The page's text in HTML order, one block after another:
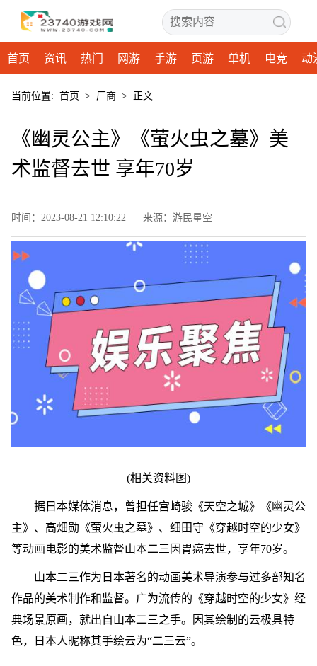
首页 资讯 热门 网游 手游 页游 单机 电竞 动
当前位置: 首页 > 厂商 > 正文
《幽灵公主》《萤火虫之墓》美
术监督去世 享年70岁
时间：2023-08-21 12:10:22 来源：游民星空
(相关资料图)
据日本媒体消息，曾担任宫崎骏《天空之城》《幽灵公
主》、高畑勋《萤火虫之墓》、细田守《穿越时空的少女》
等动画电影的美术监督山本二三因胃癌去世，享年70岁。
山本二三作为日本著名的动画美术导演参与过多部知名
作品的美术制作和监督。广为流传的《穿越时空的少女》经
典场景原画，就出自山本二三之手。因其绘制的云极具特
色，日本人昵称其手绘云为“二三云”。